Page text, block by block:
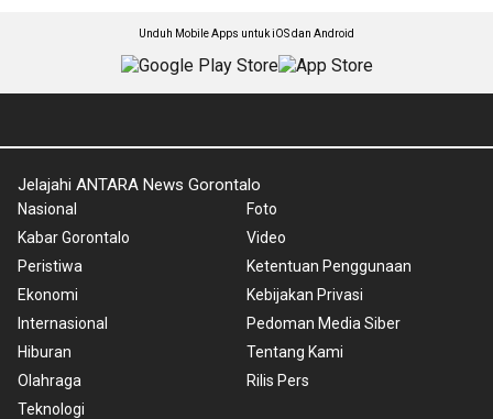
Unduh Mobile Apps untuk iOS dan Android
Jelajahi ANTARA News Gorontalo
Nasional
Kabar Gorontalo
Peristiwa
Ekonomi
Internasional
Hiburan
Olahraga
Teknologi
Foto
Video
Ketentuan Penggunaan
Kebijakan Privasi
Pedoman Media Siber
Tentang Kami
Rilis Pers